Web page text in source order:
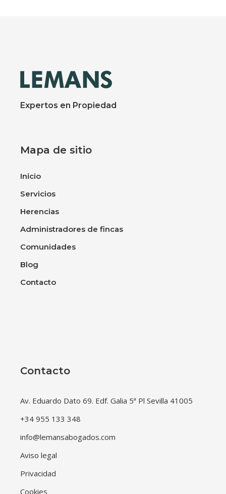
Expertos en Propiedad
Mapa de sitio
Inicio
Servicios
Herencias
Administradores de fincas
Comunidades
Blog
Contacto
Contacto
Av. Eduardo Dato 69. Edf. Galia 5ª Pl Sevilla 41005
+34 955 133 348
info@lemansabogados.com
Aviso legal
Privacidad
Cookies